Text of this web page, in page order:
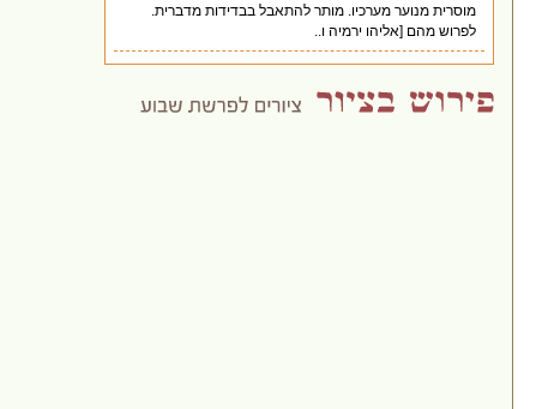
מוסרית מנוער מערכיו. מותר להתאבל בבדידות מדברית.
לפרוש מהם [אליהו ירמיה ו..